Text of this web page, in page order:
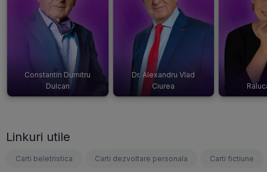
Constantin Dumitru
Dulcan
Dr. Alexandru Vlad
Ciurea
Linkuri utile
Carti beletristica Carti dezvoltare personala Carti fictiune